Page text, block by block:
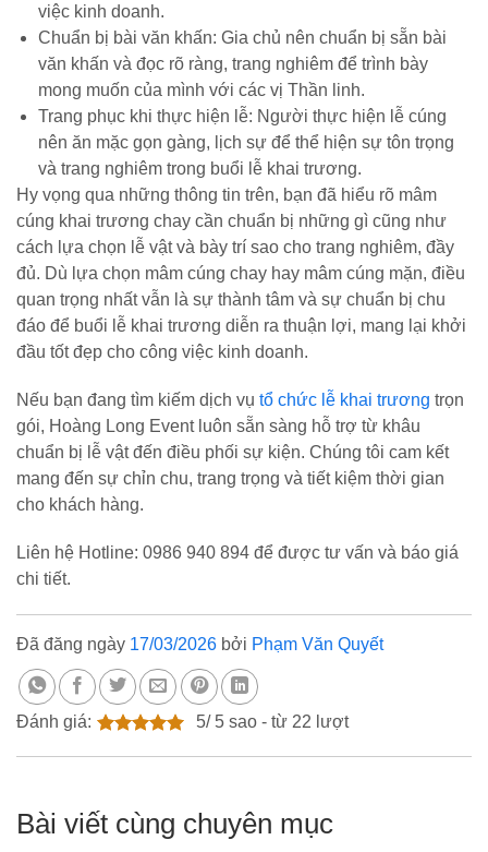
việc kinh doanh.
Chuẩn bị bài văn khấn: Gia chủ nên chuẩn bị sẵn bài
văn khấn và đọc rõ ràng, trang nghiêm để trình bày
mong muốn của mình với các vị Thần linh.
Trang phục khi thực hiện lễ: Người thực hiện lễ cúng
nên ăn mặc gọn gàng, lịch sự để thể hiện sự tôn trọng
và trang nghiêm trong buổi lễ khai trương.
Hy vọng qua những thông tin trên, bạn đã hiểu rõ mâm
cúng khai trương chay cần chuẩn bị những gì cũng như
cách lựa chọn lễ vật và bày trí sao cho trang nghiêm, đầy
đủ. Dù lựa chọn mâm cúng chay hay mâm cúng mặn, điều
quan trọng nhất vẫn là sự thành tâm và sự chuẩn bị chu
đáo để buổi lễ khai trương diễn ra thuận lợi, mang lại khởi
đầu tốt đẹp cho công việc kinh doanh.
Nếu bạn đang tìm kiếm dịch vụ tổ chức lễ khai trương trọn
gói, Hoàng Long Event luôn sẵn sàng hỗ trợ từ khâu
chuẩn bị lễ vật đến điều phối sự kiện. Chúng tôi cam kết
mang đến sự chỉn chu, trang trọng và tiết kiệm thời gian
cho khách hàng.
Liên hệ Hotline: 0986 940 894 để được tư vấn và báo giá
chi tiết.
Đã đăng ngày 17/03/2026 bởi Phạm Văn Quyết
Đánh giá: 5/ 5sao - từ 22 lượt
Bài viết cùng chuyên mục